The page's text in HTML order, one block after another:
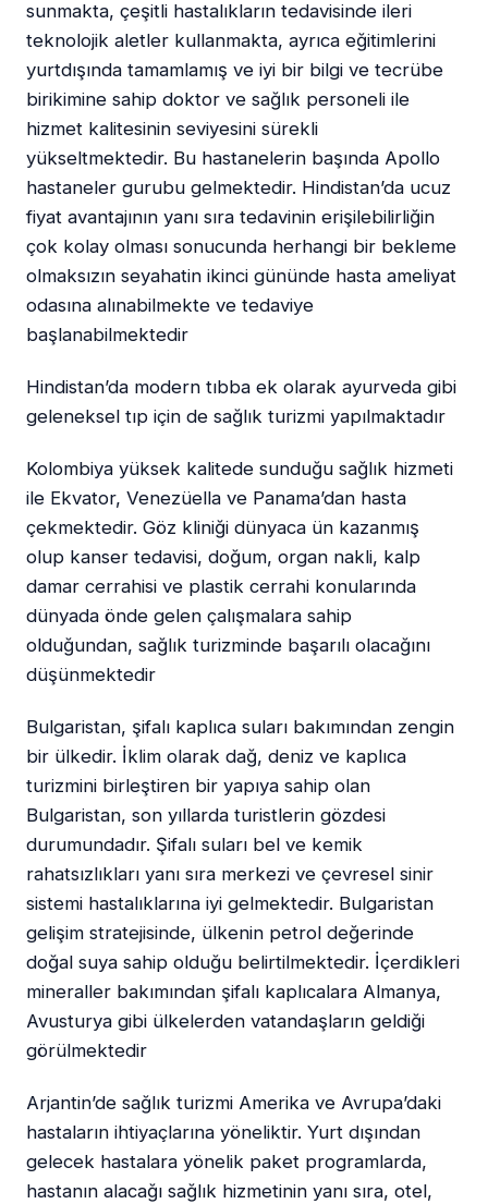
sunmakta, çeşitli hastalıkların tedavisinde ileri
teknolojik aletler kullanmakta, ayrıca eğitimlerini
yurtdışında tamamlamış ve iyi bir bilgi ve tecrübe
birikimine sahip doktor ve sağlık personeli ile
hizmet kalitesinin seviyesini sürekli
yükseltmektedir. Bu hastanelerin başında Apollo
hastaneler gurubu gelmektedir. Hindistan’da ucuz
fiyat avantajının yanı sıra tedavinin erişilebilirliğin
çok kolay olması sonucunda herhangi bir bekleme
olmaksızın seyahatin ikinci gününde hasta ameliyat
odasına alınabilmekte ve tedaviye
başlanabilmektedir
Hindistan’da modern tıbba ek olarak ayurveda gibi
geleneksel tıp için de sağlık turizmi yapılmaktadır
Kolombiya yüksek kalitede sunduğu sağlık hizmeti
ile Ekvator, Venezüella ve Panama’dan hasta
çekmektedir. Göz kliniği dünyaca ün kazanmış
olup kanser tedavisi, doğum, organ nakli, kalp
damar cerrahisi ve plastik cerrahi konularında
dünyada önde gelen çalışmalara sahip
olduğundan, sağlık turizminde başarılı olacağını
düşünmektedir
Bulgaristan, şifalı kaplıca suları bakımından zengin
bir ülkedir. İklim olarak dağ, deniz ve kaplıca
turizmini birleştiren bir yapıya sahip olan
Bulgaristan, son yıllarda turistlerin gözdesi
durumundadır. Şifalı suları bel ve kemik
rahatsızlıkları yanı sıra merkezi ve çevresel sinir
sistemi hastalıklarına iyi gelmektedir. Bulgaristan
gelişim stratejisinde, ülkenin petrol değerinde
doğal suya sahip olduğu belirtilmektedir. İçerdikleri
mineraller bakımından şifalı kaplıcalara Almanya,
Avusturya gibi ülkelerden vatandaşların geldiği
görülmektedir
Arjantin’de sağlık turizmi Amerika ve Avrupa’daki
hastaların ihtiyaçlarına yöneliktir. Yurt dışından
gelecek hastalara yönelik paket programlarda,
hastanın alacağı sağlık hizmetinin yanı sıra, otel,